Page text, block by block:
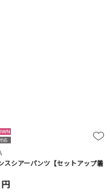
スシアーパンツ【セットアップ着